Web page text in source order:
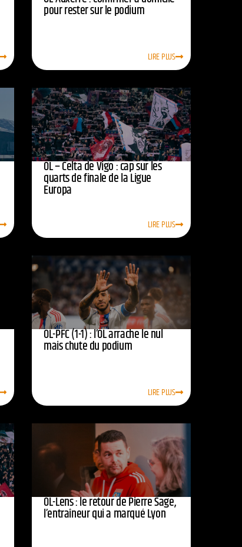
pour rester sur le podium
LIRE PLUS
OL – Celta de Vigo : cap sur les
quarts de finale de la Ligue
Europa
LIRE PLUS
OL-PFC (1-1) : l’OL arrache le nul
mais chute du podium
LIRE PLUS
OL-Lens : le retour de Pierre Sage,
l’entraîneur qui a marqué Lyon